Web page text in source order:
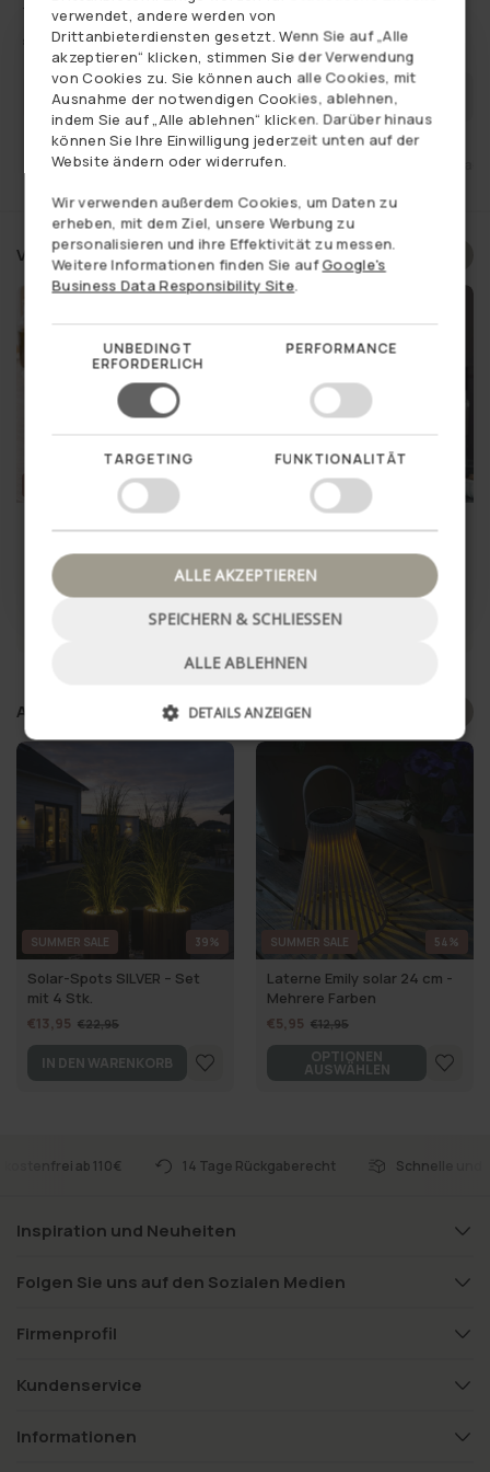
Schalen und Tellern, sodass dein Arrangement harmonisch wirkt.
Alles anzeigen:Besteck und Küchenutensilien, Få på lager,
Schüsseln und Teller,Wohnraumgestaltung
Normaler
Preis
€4,95
BENACHRICHTIGEN, WENN WIEDER AUF
LAGER
Käuferschutz Versand nur 4,95€
Verwandte Produkte
€10,95
IN DEN WARENKORB
€8,95
IN DEN WARENKORB
Andra hat auch gekauft
SUMMER SALE 39%
Solar-Spots SILVER – Set
mit 4 Stk.
€13,95 €22,95
IN DEN WARENKORB
SUMMER SALE 54%
Laterne Emily solar 24 cm -
Mehrere Farben
€5,95 €12,95
OPTIONEN
AUSWÄHLEN
ab 110€ 14 Tage Rückgaberecht Schnelle und
Inspiration und Neuheiten
Folgen Sie uns auf den Sozialen Medien
Firmenprofil
Kundenservice
Informationen
NORWEGIAN
SWEDISH
verwendet, andere werden von
Drittanbieterdiensten gesetzt. Wenn Sie auf „Alle
akzeptieren“ klicken, stimmen Sie der Verwendung
von Cookies zu. Sie können auch alle Cookies, mit
Ausnahme der notwendigen Cookies, ablehnen,
indem Sie auf „Alle ablehnen“ klicken. Darüber hinaus
können Sie Ihre Einwilligung jederzeit unten auf der
Website ändern oder widerrufen.
Wir verwenden außerdem Cookies, um Daten zu
erheben, mit dem Ziel, unsere Werbung zu
personalisieren und ihre Effektivität zu messen.
Weitere Informationen finden Sie aufGoogle's
Business Data Responsibility Site.
UNBEDINGT
ERFORDERLICH
PERFORMANCE
TARGETING FUNKTIONALITÄT
SPEICHERN & SCHLIESSEN
ALLE AKZEPTIEREN
ALLE ABLEHNEN
DETAILS ANZEIGEN
Möchten Sie einen geheimen
Rabatt auf Ihren ersten Einkauf?
Nein danke, schließe Popup